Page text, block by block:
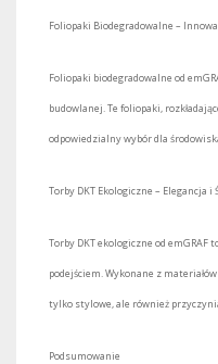
Foliopaki Biodegradowalne –
Foliopaki biodegradowalne od
budowlanej. Te foliopaki,
odpowiedzialny wybór dla
Torby DKT Ekologiczne – Elegancja i
Torby DKT ekologiczne od emGRAF
podejściem. Wykonane z
tylko stylowe, ale również
Podsumowanie